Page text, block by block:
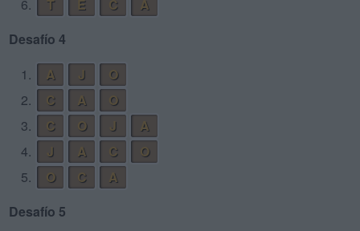
6.
T E C
A
Desafío 4
1.
A J
O
2.
C A
O
3.
C O J
A
4.
J A C
O
5.
O C
A
Desafío 5